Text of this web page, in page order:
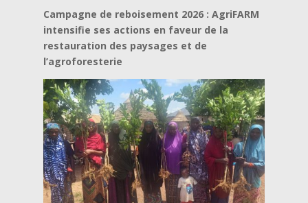
Campagne de reboisement 2026 : AgriFARM
intensifie ses actions en faveur de la
restauration des paysages et de
l’agroforesterie